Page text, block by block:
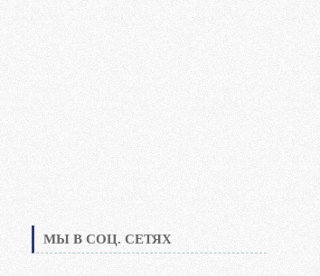
МЫ В СОЦ. СЕТЯХ